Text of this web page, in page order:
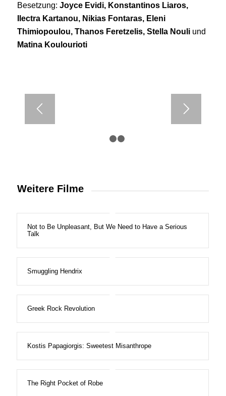
Besetzung: Joyce Evidi, Konstantinos Liaros,
Ilectra Kartanou, Nikias Fontaras, Eleni
Thimiopoulou, Thanos Feretzelis, Stella Nouli und
Matina Koulourioti
Weitere Filme
Not to Be Unpleasant, But We Need to Have a Serious
Talk
Smuggling Hendrix
Greek Rock Revolution
Kostis Papagiorgis: Sweetest Misanthrope
The Right Pocket of Robe